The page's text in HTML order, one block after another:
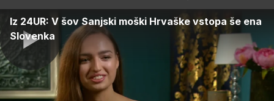
Iz 24UR: V šov Sanjski moški Hrvaške vstopa še ena
Slovenka